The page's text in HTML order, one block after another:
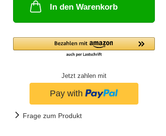
In den Warenkorb
Jetzt zahlen mit
Frage zum Produkt